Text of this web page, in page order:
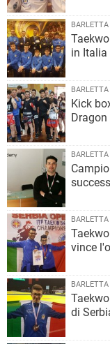
in Italia
Kick
vince
di